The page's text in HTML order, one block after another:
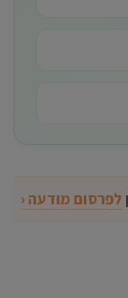
לפרסום מודעה ‹